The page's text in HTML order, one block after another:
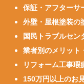
保証・アフターサ
外壁・屋根塗装の
国民トラブルセン
業者別のメリット
リフォーム工事瑕
150万円以上のお